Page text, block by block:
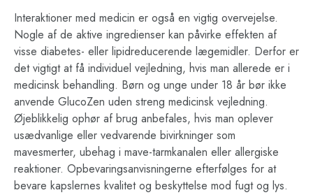
Interaktioner med medicin er også en vigtig overvejelse.
Nogle af de aktive ingredienser kan påvirke effekten af
visse diabetes- eller lipidreducerende lægemidler. Derfor er
det vigtigt at få individuel vejledning, hvis man allerede er i
medicinsk behandling. Børn og unge under 18 år bør ikke
anvende GlucoZen uden streng medicinsk vejledning.
Øjeblikkelig ophør af brug anbefales, hvis man oplever
usædvanlige eller vedvarende bivirkninger som
mavesmerter, ubehag i mave-tarmkanalen eller allergiske
reaktioner. Opbevaringsanvisningerne efterfølges for at
bevare kapslernes kvalitet og beskyttelse mod fugt og lys.